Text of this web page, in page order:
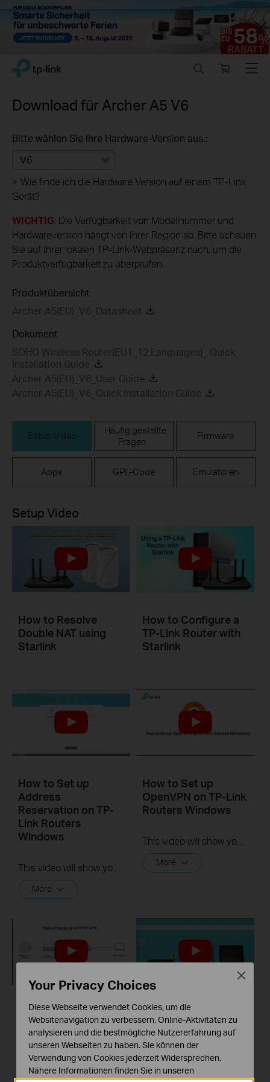
Close
Click
navigation
TP-Link, Reliably Smart
store
Menu
Download für Archer A5 V6
Bitte wählen Sie Ihre Hardware-Version aus.:
V6
> Wie finde ich die Hardware Version auf einem TP-Link
Gerät?
WICHTIG: Die Verfügbarkeit von Modellnummer und
Hardwareversion hängt von Ihrer Region ab. Bitte schauen
Sie auf Ihrer lokalen TP-Link-Webpräsenz nach, um die
Produktverfügbarkeit zu überprüfen.
Produktübersicht
Archer A5(EU)_V6_Datasheet
Dokument
SOHO Wireless Router(EU1_12 Languages)_ Quick
Installation Guide
Archer A5(EU)_V6_User Guide
Archer A5(EU)_V6_Quick Installation Guide
Setup Video
Häufig gestellte
Fragen
Firmware
Apps GPL-Code Emulatoren
Setup Video
How to Resolve
Double NAT using
Starlink
How to Configure a
TP-Link Router with
Starlink
How to Set up
Address
Reservation on TP-
Link Routers
Windows
More
How to Set up
OpenVPN on TP-Link
Routers Windows
This video will show you how to set up OpenVPN on a TP-Link Wi-Fi router. For more information, visit www.tp-link.com/support.
More
How to setup PPTP
VPN on TP Link
routers Windows
This video will show you how to set up PPTP VPN on a TP-Link Wi-Fi router. For more information, visit www.tp-link.com/support
What should I do if I
cannot access the
internet? - Using a
DSL modem and a
TP-Link router
Your Privacy Choices
Diese Webseite verwendet Cookies, um die
Websitenavigation zu verbessern, Online-Aktivitäten zu
analysieren und die bestmögliche Nutzererfahrung auf
unseren Webseiten zu haben. Sie können der
Verwendung von Cookies jederzeit Widersprechen.
Nähere Informationen finden Sie in unseren
Close